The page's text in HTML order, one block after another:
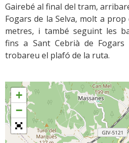
Gairebé al final del tram,
Fogars de la Selva, molt a prop
metres, i també seguint les
fins a Sant Cebrià de
trobareu el plafó de la ruta.
+
−